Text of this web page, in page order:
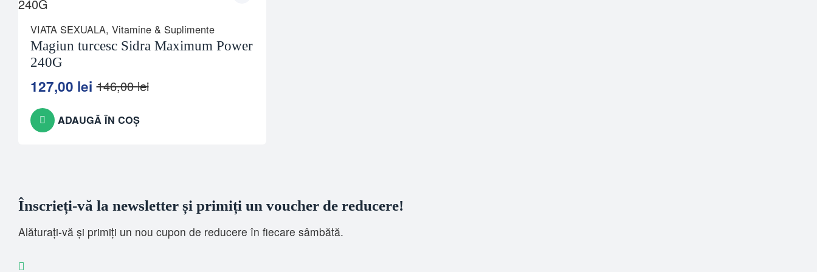
VIATA SEXUALA, Vitamine & Suplimente
Magiun turcesc Sidra Maximum Power
240G
146,00lei
Prețul
a
fost:
127,00 lei
Prețul
este:
127,00 lei.ADAUGĂ ÎN COȘ
Înscrieți-vă la newsletter și primiți un voucher de reducere!
Alăturați-vă și primiți un nou cupon de reducere în fiecare sâmbătă.